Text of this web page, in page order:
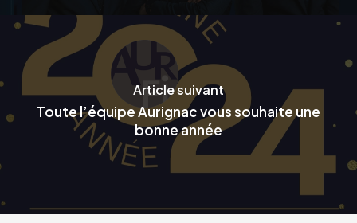
Article suivant
Toute l’équipe Aurignac vous souhaite une
bonne année